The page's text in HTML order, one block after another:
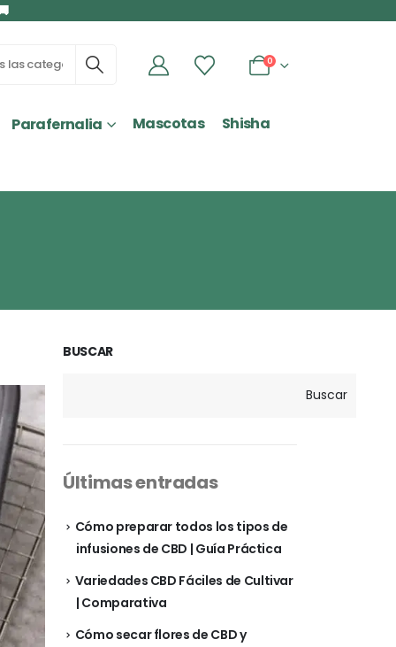
0
Parafernalia Mascotas
Shisha
BUSCAR
Buscar
Últimas entradas
Cómo preparar todos los tipos de
infusiones de CBD | Guía Práctica
Variedades CBD Fáciles de Cultivar
| Comparativa
Cómo secar flores de CBD y